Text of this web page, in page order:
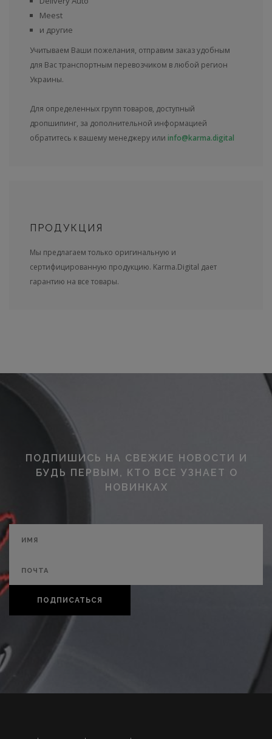
Meest
и другие
Учитываем Ваши пожелания, отправим заказ удобным
для Вас транспортным перевозчиком в любой регион
Украины.
Для определенных групп товаров, доступный
дропшипинг, за дополнительной информацией
обратитесь к вашему менеджеру или info@karma.digital
ПРОДУКЦИЯ
Мы предлагаем только оригинальную и
сертифицированную продукцию. Karma.Digital дает
гарантию на все товары.
ПОДПИШИСЬ НА СВЕЖИЕ НОВОСТИ И
БУДЬ ПЕРВЫМ, КТО ВСЕ УЗНАЕТ О
НОВИНКАХ
ПОДПИСАТЬСЯ